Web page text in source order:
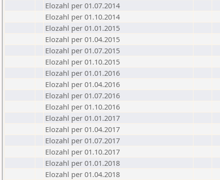
Elozahl per 01.07.2014
Elozahl per 01.10.2014
Elozahl per 01.01.2015
Elozahl per 01.04.2015
Elozahl per 01.07.2015
Elozahl per 01.10.2015
Elozahl per 01.01.2016
Elozahl per 01.04.2016
Elozahl per 01.07.2016
Elozahl per 01.10.2016
Elozahl per 01.01.2017
Elozahl per 01.04.2017
Elozahl per 01.07.2017
Elozahl per 01.10.2017
Elozahl per 01.01.2018
Elozahl per 01.04.2018